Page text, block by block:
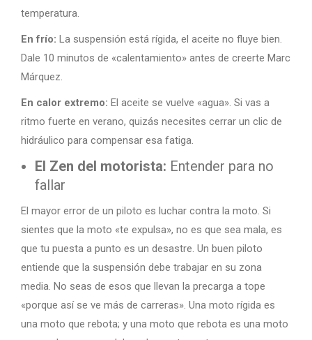
temperatura.
En frío: La suspensión está rígida, el aceite no fluye bien.
Dale 10 minutos de «calentamiento» antes de creerte Marc
Márquez.
En calor extremo: El aceite se vuelve «agua». Si vas a
ritmo fuerte en verano, quizás necesites cerrar un clic de
hidráulico para compensar esa fatiga.
El Zen del motorista: Entender para no
fallar
El mayor error de un piloto es luchar contra la moto. Si
sientes que la moto «te expulsa», no es que sea mala, es
que tu puesta a punto es un desastre. Un buen piloto
entiende que la suspensión debe trabajar en su zona
media. No seas de esos que llevan la precarga a tope
«porque así se ve más de carreras». Una moto rígida es
una moto que rebota; y una moto que rebota es una moto